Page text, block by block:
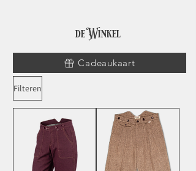
de Winkel
Cadeaukaart
Filteren